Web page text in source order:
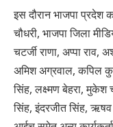
इस दौरान भाजपा प्रदेश
चौधरी, भाजपा जिला
चटर्जी राणा, अप्पा राव,
अमिश अग्रवाल, कपिल
सिंह, लक्ष्मण बेहरा, मुकेश
सिंह, इंदरजीत सिंह,